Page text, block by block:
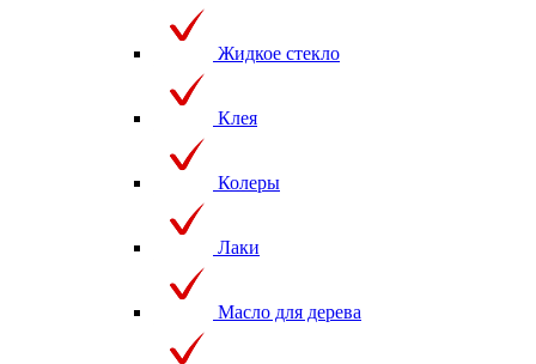
Жидкое стекло
Клея
Колеры
Лаки
Масло для дерева